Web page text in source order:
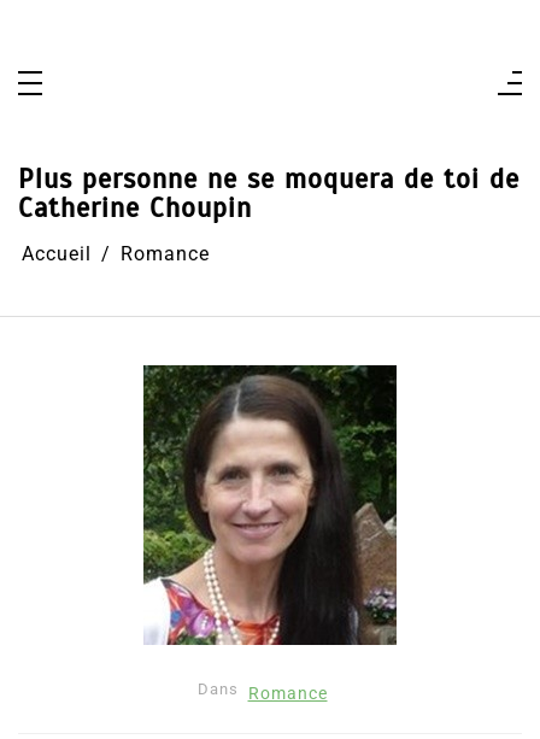
Plus personne ne se moquera de toi de
Catherine Choupin
Accueil Romance
Dans Romance